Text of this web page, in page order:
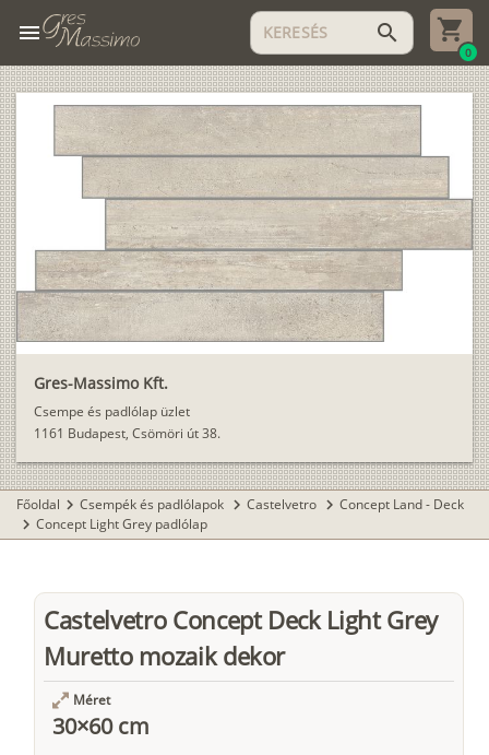
menu search
0
Gres-Massimo Kft.
Csempe és padlólap üzlet
1161 Budapest, Csömöri út 38.
Főoldal chevron_right Csempék és padlólapok chevron_right Castelvetro chevron_right Concept Land - Deck
chevron_right Concept Light Grey padlólap
Castelvetro Concept Deck Light Grey
Muretto mozaik dekor
Méret
30×60 cm